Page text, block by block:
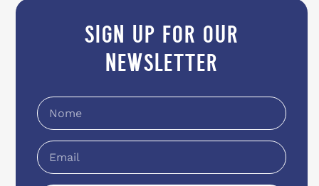
sign up for our
newsletter